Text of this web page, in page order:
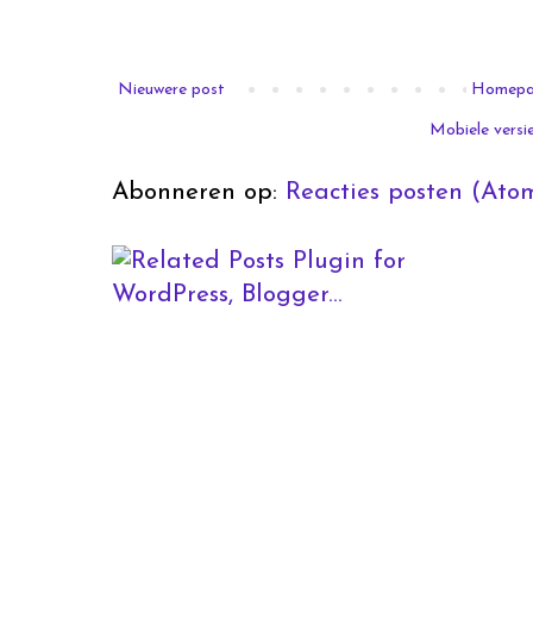
Nieuwere post
Mobiele
Abonneren op: Reacties posten